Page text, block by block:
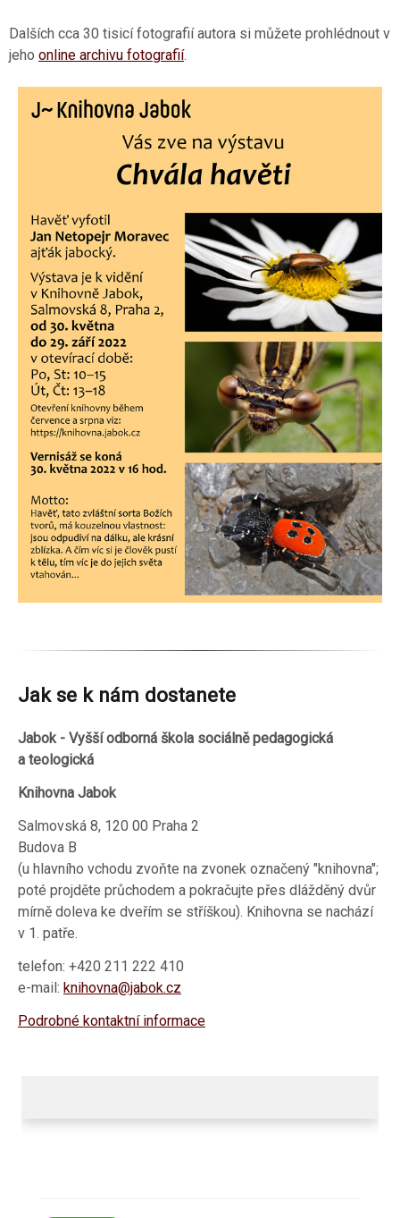
Dalších cca 30 tisicí fotografií autora si můžete prohlédnout v
jeho online archivu fotografií.
Jak se k nám dostanete
Jabok - Vyšší odborná škola sociálně pedagogická
a teologická
Knihovna Jabok
Salmovská 8, 120 00 Praha 2
Budova B
(u hlavního vchodu zvoňte na zvonek označený "knihovna";
poté projděte průchodem a pokračujte přes dlážděný dvůr
mírně doleva ke dveřím se stříškou). Knihovna se nachází
v 1. patře.
telefon: +420 211 222 410
e-mail: knihovna@jabok.cz
Podrobné kontaktní informace